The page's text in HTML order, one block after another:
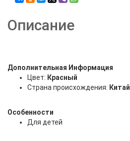
Описание
Дополнительная Информация
Цвет: Красный
Страна происхождения: Китай
Особенности
Для детей